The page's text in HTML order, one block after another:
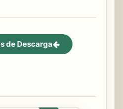
de Descarga